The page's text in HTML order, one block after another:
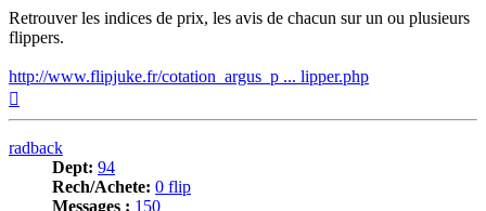
Retrouver les indices de prix, les avis de chacun sur un ou plusieurs
flippers.
http://www.flipjuke.fr/cotation_argus_p ... lipper.php
radback
Dept: 94
Rech/Achete: 0 flip
Messages : 150